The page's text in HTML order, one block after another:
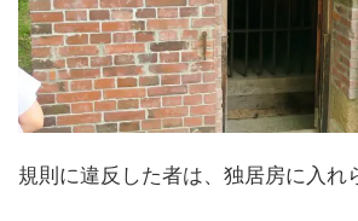
規則に違反した者は、独居房に入れ